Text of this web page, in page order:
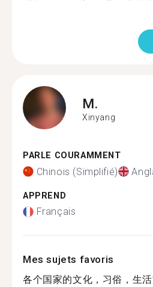
M.
Xinyang
PARLE COURAMMENT
Chinois (Simplifié)
APPREND
Français
Mes sujets favoris
各个国家的文化，习俗，生